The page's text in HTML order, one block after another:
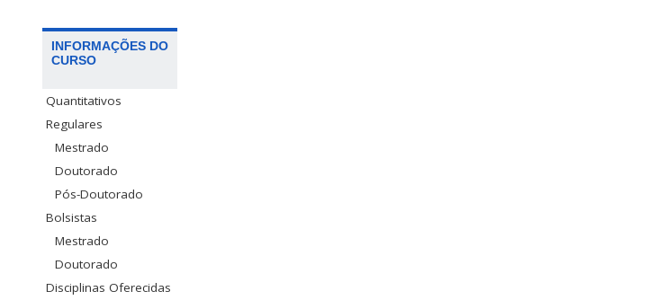
INFORMAÇÕES DO
CURSO
Quantitativos
Regulares
Mestrado
Doutorado
Pós-Doutorado
Bolsistas
Mestrado
Doutorado
Disciplinas Oferecidas